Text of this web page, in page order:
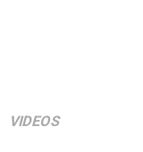
VIDEOS